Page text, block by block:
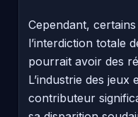
Cependant,
l’interdiction totale
pourrait avoir des
L’industrie des jeux
contributeur